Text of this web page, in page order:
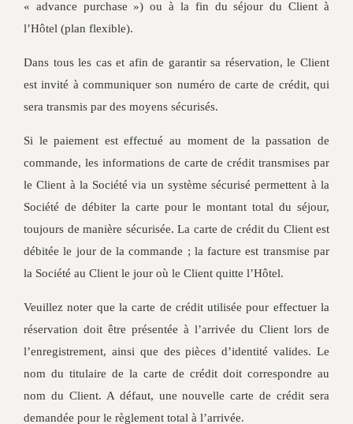
« advance purchase ») ou à la fin du séjour du Client à
l’Hôtel (plan flexible).
Dans tous les cas et afin de garantir sa réservation, le Client
est invité à communiquer son numéro de carte de crédit, qui
sera transmis par des moyens sécurisés.
Si le paiement est effectué au moment de la passation de
commande, les informations de carte de crédit transmises par
le Client à la Société via un système sécurisé permettent à la
Société de débiter la carte pour le montant total du séjour,
toujours de manière sécurisée. La carte de crédit du Client est
débitée le jour de la commande ; la facture est transmise par
la Société au Client le jour où le Client quitte l’Hôtel.
Veuillez noter que la carte de crédit utilisée pour effectuer la
réservation doit être présentée à l’arrivée du Client lors de
l’enregistrement, ainsi que des pièces d’identité valides. Le
nom du titulaire de la carte de crédit doit correspondre au
nom du Client. A défaut, une nouvelle carte de crédit sera
demandée pour le règlement total à l’arrivée.